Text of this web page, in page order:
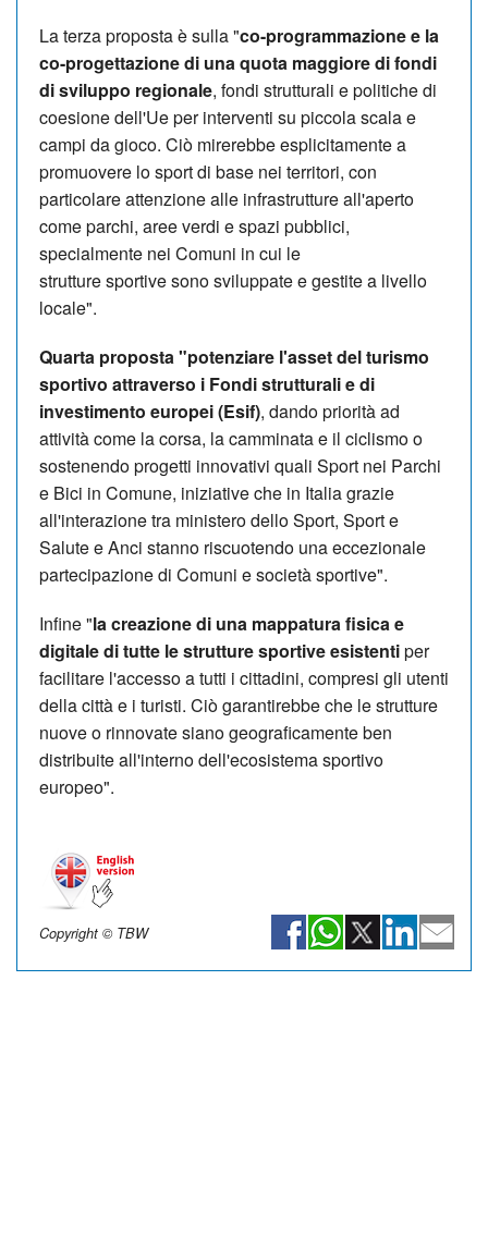
La terza proposta è sulla "co-programmazione e la
co-progettazionedi una quota maggiore di fondi
di sviluppo regionale, fondi strutturali e politiche di
coesione dell'Ue per interventi su piccola scala e
campi da gioco. Ciò mirerebbe esplicitamente a
promuovere lo sport di base nei territori, con
particolare attenzione alle infrastrutture all'aperto
come parchi, aree verdi e spazi pubblici,
specialmente nei Comuni in cui le
strutture sportive sono sviluppate e gestite a livello
locale".
Quarta proposta "potenziare l'asset del turismo
sportivo attraverso i Fondi strutturali e di
investimento europei (Esif), dando priorità ad
attività come la corsa, la camminata e il ciclismo o
sostenendo progetti innovativi quali Sport nei Parchi
e Bici in Comune, iniziative che in Italia grazie
all'interazione tra ministero dello Sport, Sport e
Salute e Anci stanno riscuotendo una eccezionale
partecipazione di Comuni e società sportive".
Infine "la creazione di una mappatura fisica e
digitale di tutte le strutture sportive esistentiper
facilitare l'accesso a tutti i cittadini, compresi gli utenti
della città e i turisti. Ciò garantirebbe che le strutture
nuove o rinnovate siano geograficamente ben
distribuite all'interno dell'ecosistema sportivo
europeo".
Copyright © TBW